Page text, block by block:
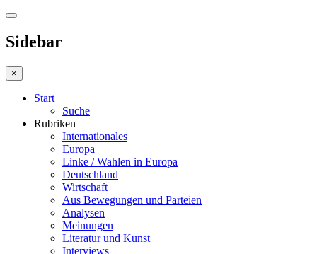
Sidebar
×
Start
Suche
Rubriken
Internationales
Europa
Linke / Wahlen in Europa
Deutschland
Wirtschaft
Aus Bewegungen und Parteien
Analysen
Meinungen
Literatur und Kunst
Interviews